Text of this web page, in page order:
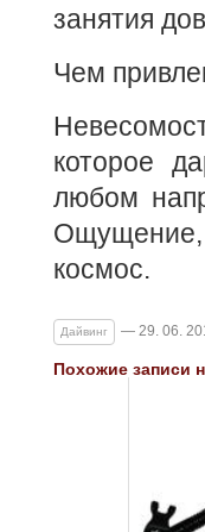
занятия
Чем
которое
любом
Ощущение,
космос.
Дайвинг — 29. 06.
Похожие записи